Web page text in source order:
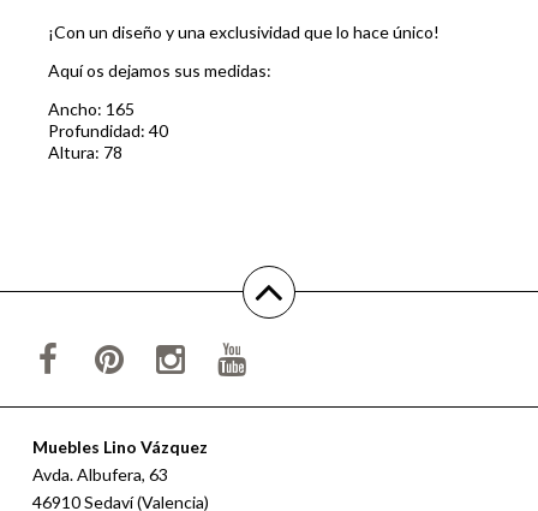
¡Con un diseño y una exclusividad que lo hace único!
Aquí os dejamos sus medidas:
Ancho: 165
Profundidad: 40
Altura: 78
Muebles Lino Vázquez
Avda. Albufera, 63
46910 Sedaví (Valencia)